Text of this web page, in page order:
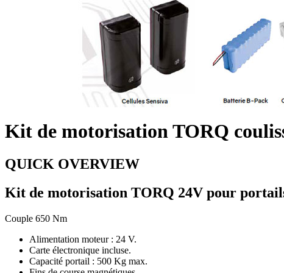
Kit de motorisation TORQ
QUICK OVERVIEW
Kit de motorisation TORQ 24V pour
Couple 650 Nm
Alimentation moteur : 24 V.
Carte électronique incluse.
Capacité portail : 500 Kg max.